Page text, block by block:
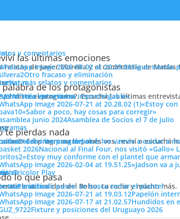
y comentarios
las últimas emociones
relatos de Javier Moreira y el comentario deSigue siendo
Otro fracaso y eliminación
más relatos y comentarios
palabra de los protagonistas
perdiste el programa?. Escuchá las últimas
más entrevistas
«La victoria era impostergable»
«Estoy
«Sabor a poco, hay cosas para corregir»
Asamblea de Socios el 7 de julio
te pierdas nada
del programa lo ponés vos, reviví o escuchá
todos los programas
«Los intereses del club los vamos a cuidar a
Nacional al Final Four, nos visitó «Gallo»
«Estoy muy conforme con el plantel que
«Jadson va a
Play
lo que pasa
la actualidad del Bolso, tu radio y mucho más.
más noticias
Período de pases: se busca cerrar el plantel
Papelón
Hundidos en
Fixture y posiciones del Uruguayo 2026
agradecido por
estos años»
TRICOLORsobre su pase a Rosario Central,
más. ¡ARRIBA COLO, NACIONAL SIEMPRE SERÁ